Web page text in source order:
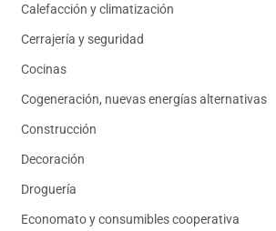
Calefacción y climatización
Cerrajería y seguridad
Cocinas
Cogeneración, nuevas energías alternativas
Construcción
Decoración
Droguería
Economato y consumibles cooperativa